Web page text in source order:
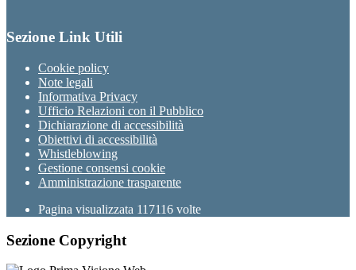
Sezione Link Utili
Cookie policy
Note legali
Informativa Privacy
Ufficio Relazioni con il Pubblico
Dichiarazione di accessibilità
Obiettivi di accessibilità
Whistleblowing
Gestione consensi cookie
Amministrazione trasparente
Pagina visualizzata 117116 volte
Sezione Copyright